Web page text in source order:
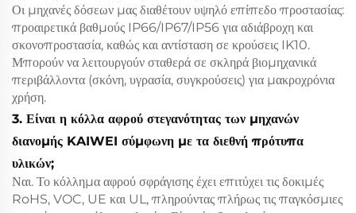
Οι μηχανές δόσεων μας διαθέτουν υψηλό επίπεδο προστασίας:
προαιρετικά βαθμούς IP66/IP67/IP56 για αδιάβροχη και
σκονοπροστασία, καθώς και αντίσταση σε κρούσεις IK10.
Μπορούν να λειτουργούν σταθερά σε σκληρά βιομηχανικά
περιβάλλοντα (σκόνη, υγρασία, συγκρούσεις) για μακροχρόνια
χρήση.
3. Είναι η κόλλα αφρού στεγανότητας των μηχανών
διανομής KAIWEI σύμφωνη με τα διεθνή πρότυπα
υλικών;
Ναι. Το κόλλημα αφρού σφράγισης έχει επιτύχει τις δοκιμές
RoHS, VOC, UE και UL, πληρούντας πλήρως τις παγκόσμιες